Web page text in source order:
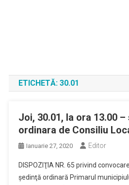
ETICHETĂ: 30.01
Joi, 30.01, la ora 13.00
ordinara de Consiliu
Ianuarie 27, 2020 Editor
DISPOZIŢIA NR. 65 privind
şedinţă ordinară Primarul